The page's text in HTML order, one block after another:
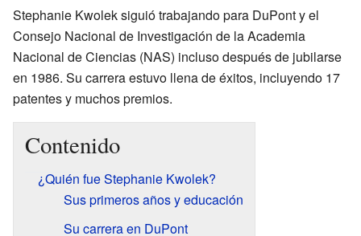
Stephanie Kwolek siguió trabajando para DuPont y el
Consejo Nacional de Investigación de la Academia
Nacional de Ciencias (NAS) incluso después de jubilarse
en 1986. Su carrera estuvo llena de éxitos, incluyendo 17
patentes y muchos premios.
Contenido
¿Quién fue Stephanie Kwolek?
Sus primeros años y educación
Su carrera en DuPont